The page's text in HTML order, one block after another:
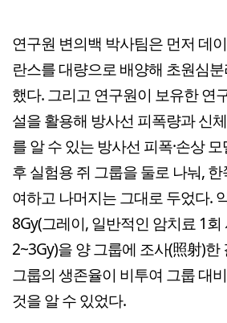
연구원 변의백 박사팀은 먼저 데
란스를 대량으로 배양해 초원심
했다. 그리고 연구원이 보유한 연
설을 활용해 방사선 피폭량과 신
를 알 수 있는 방사선 피폭·손상
후 실험용 쥐 그룹을 둘로 나눠,
여하고 나머지는 그대로 두었다.
8Gy(그레이, 일반적인 암치료 1회
2~3Gy)을 양 그룹에 조사(照射)한
그룹의 생존율이 비투여 그룹 대
것을 알 수 있었다.